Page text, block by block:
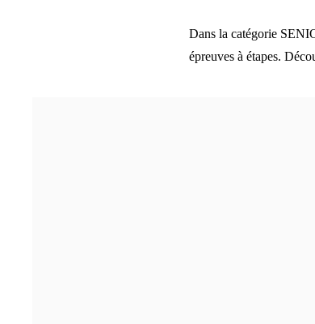
Dans la catégorie
épreuves à étapes.